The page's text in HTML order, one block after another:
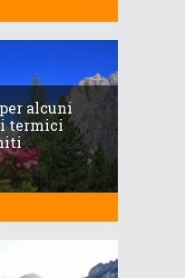
alcuni
termici